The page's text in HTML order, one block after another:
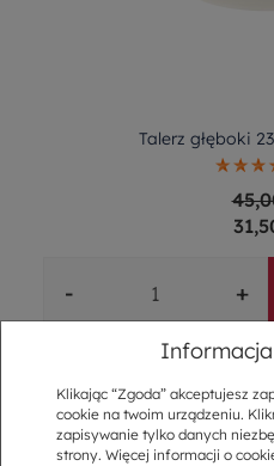
Talerz głęboki
- +
Klikając “Zgoda” akceptujesz
cookie na twoim urządzeniu.
zapisywanie tylko danych
strony. Więcej informacji o